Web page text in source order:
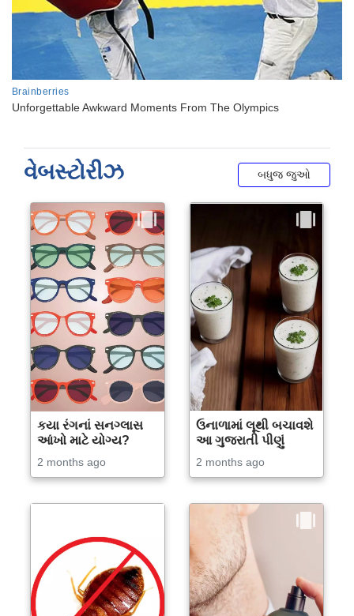
વેબસ્ટોરીઝ બધુજ જુઓ
કયા રંગનાં સનગ્લાસ
આંખો માટે યોગ્ય?
2 months ago
ઉનાળામાં લૂથી બચાવશે
આ ગુજરાતી પીણું
2 months ago